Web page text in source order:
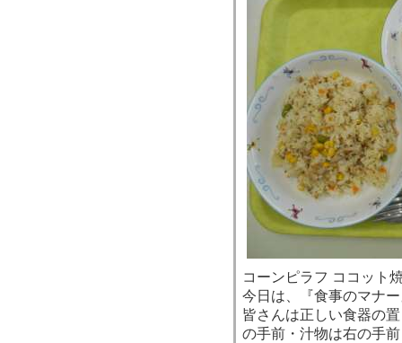
コーンピラフ ココット
今日は、『食事のマナ
皆さんは正しい食器の
の手前・汁物は右の手